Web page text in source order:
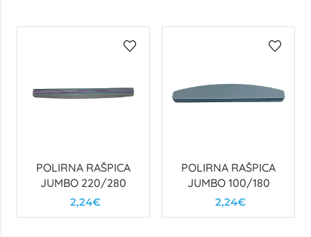
POLIRNA RAŠPICA
JUMBO 220/280
2,24€
POLIRNA RAŠPICA
JUMBO 100/180
2,24€